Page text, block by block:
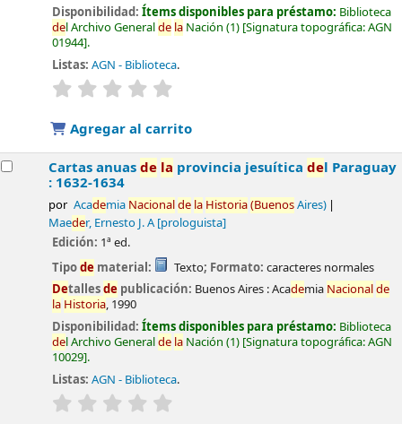
Disponibilidad:Ítems disponibles para préstamo: Biblioteca
del Archivo Generalde la Nación (1) Signatura topográfica:AGN
01944 .
Listas: AGN - Biblioteca.
valoración
Agregar al carrito
Cartas anuasde la provincia jesuíticadel Paraguay
: 1632-1634
por Academia Nacionalde la Historia(BuenosAires)
Maeder, Ernesto J. A[prologuista]
Edición: 1ª ed.
Tipode material: Texto; Formato: caracteres normales
Detallesde publicación: Buenos Aires :Academia Nacionalde
la Historia, 1990
Disponibilidad:Ítems disponibles para préstamo: Biblioteca
del Archivo Generalde la Nación (1) Signatura topográfica:AGN
10029 .
Listas: AGN - Biblioteca.
valoración